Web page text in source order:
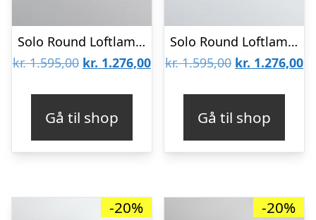
Solo Round Loftlampe Hvid 2700K – LIGHT-POINT
kr.1.595,00 Den
kr. 1.595,00.
kr. 1.276,00Den
kr. 1.276,00.
Gå til shop
Solo Round Loftlampe Sort 2700K – LIGHT-POINT
kr.1.595,00 Den
kr. 1.595,00.
kr. 1.276,00
Gå til shop
-20% -20%